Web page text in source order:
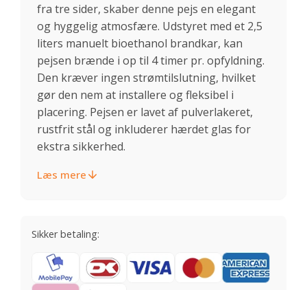
fra tre sider, skaber denne pejs en elegant
og hyggelig atmosfære. Udstyret med et 2,5
liters manuelt bioethanol brandkar, kan
pejsen brænde i op til 4 timer pr. opfyldning.
Den kræver ingen strømtilslutning, hvilket
gør den nem at installere og fleksibel i
placering. Pejsen er lavet af pulverlakeret,
rustfrit stål og inkluderer hærdet glas for
ekstra sikkerhed.
Læs mere
Sikker betaling: